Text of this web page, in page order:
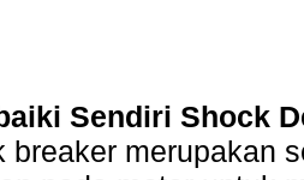
Sendiri Shock
breaker merupakan